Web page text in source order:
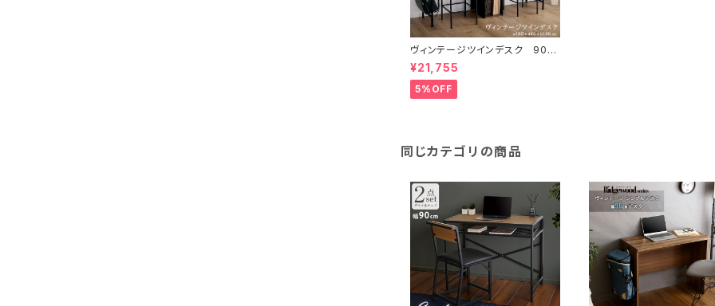
ヴィンテージツインデスク 90×
90cm TWV-9090
¥21,755
5%OFF
同じカテゴリの商品